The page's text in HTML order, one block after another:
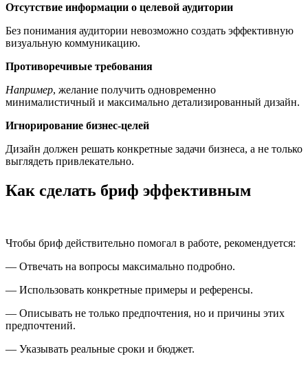
Отсутствие информации о целевой аудитории
Без понимания аудитории невозможно создать эффективную
визуальную коммуникацию.
Противоречивые требования
Например, желание получить одновременно
минималистичный и максимально детализированный дизайн.
Игнорирование бизнес-целей
Дизайн должен решать конкретные задачи бизнеса, а не только
выглядеть привлекательно.
Как сделать бриф эффективным
Чтобы бриф действительно помогал в работе, рекомендуется:
— Отвечать на вопросы максимально подробно.
— Использовать конкретные примеры и референсы.
— Описывать не только предпочтения, но и причины этих
предпочтений.
— Указывать реальные сроки и бюджет.